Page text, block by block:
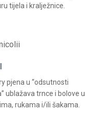
tijela i kralježnice.
pjena u “odsutnosti
ublažava trnce i bolove u
rukama i/ili šakama.